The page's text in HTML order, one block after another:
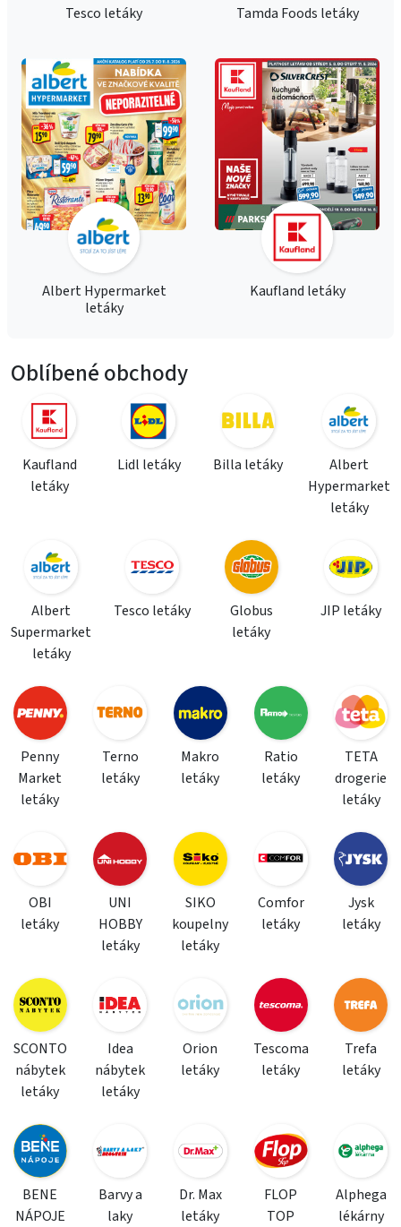
Tesco letáky Tamda Foods letáky
Albert Hypermarket
letáky
Kaufland letáky
Oblíbené obchody
Kaufland
letáky
Lidl letáky Billa letáky
Albert
Hypermarket
letáky
Albert
Supermarket
letáky
Tesco letáky
Globus
letáky
JIP letáky
Penny
Market
letáky
Terno
letáky
Makro
letáky
Ratio
letáky
TETA
drogerie
letáky
OBI
letáky
UNI
HOBBY
letáky
SIKO
koupelny
letáky
Comfor
letáky
Jysk
letáky
SCONTO
nábytek
letáky
Idea
nábytek
letáky
Orion
letáky
Tescoma
letáky
Trefa
letáky
BENE
NÁPOJE
Barvy a
laky
Dr. Max
letáky
FLOP
TOP
Alphega
lékárny